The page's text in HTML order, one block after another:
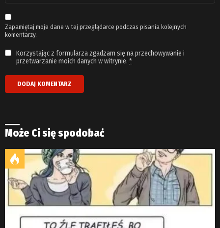
*
Zapamiętaj moje dane w tej przeglądarce podczas pisania kolejnych
komentarzy.
Korzystając z formularza zgadzam się na przechowywanie i
przetwarzanie moich danych w witrynie. *
Może Ci się spodobać